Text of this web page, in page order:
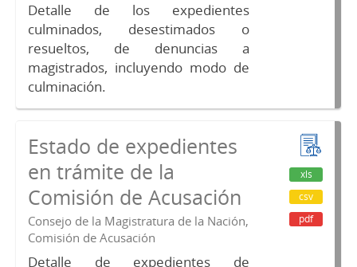
Detalle de los expedientes
culminados, desestimados o
resueltos, de denuncias a
magistrados, incluyendo modo de
culminación.
Estado de expedientes
en trámite de la
Comisión de Acusación
Consejo de la Magistratura de la Nación,
Comisión de Acusación
Detalle de expedientes de
xls
csv
pdf